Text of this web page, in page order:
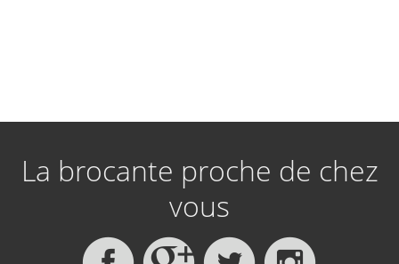
La brocante proche de chez
vous